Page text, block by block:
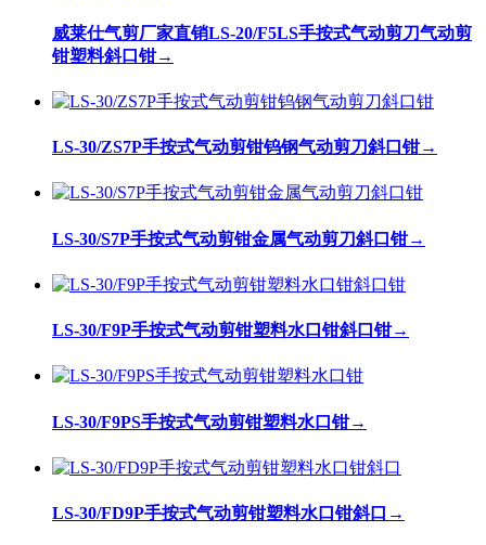
威莱仕气剪厂家直销LS-20/F5LS手按式气动剪刀气动剪
钳塑料斜口钳→
LS-30/ZS7P手按式气动剪钳钨钢气动剪刀斜口钳→
LS-30/S7P手按式气动剪钳金属气动剪刀斜口钳→
LS-30/F9P手按式气动剪钳塑料水口钳斜口钳→
LS-30/F9PS手按式气动剪钳塑料水口钳→
LS-30/FD9P手按式气动剪钳塑料水口钳斜口 →